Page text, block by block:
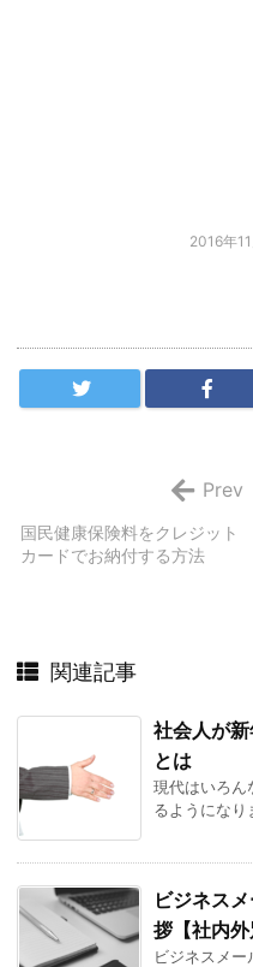
2016年
国民健康保険料をクレジット
カードでお納付する方法
Prev
関連記事
社会人が
とは
現代はいろん
るようになり
ビジネス
拶【社内外
ビジネスメー